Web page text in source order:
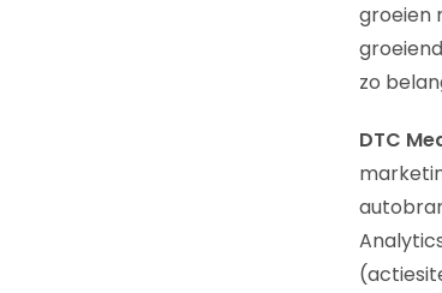
groeien
zo
DTC